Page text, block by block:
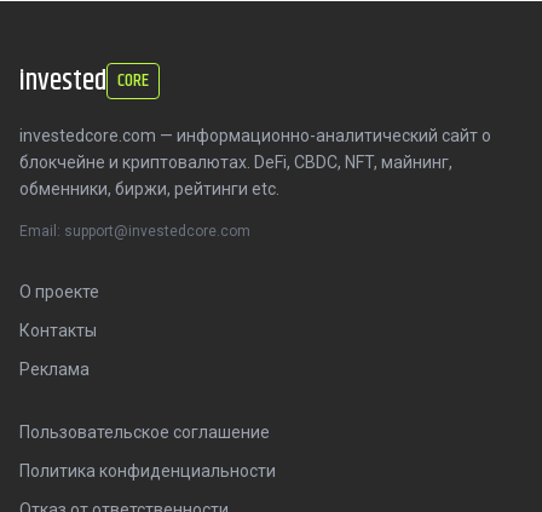
invested CORE
investedcore.com — информационно-аналитический сайт о
блокчейне и криптовалютах. DeFi, CBDC, NFT, майнинг,
обменники, биржи, рейтинги etc.
Email: support@investedcore.com
О проекте
Контакты
Реклама
Пользовательское соглашение
Политика конфиденциальности